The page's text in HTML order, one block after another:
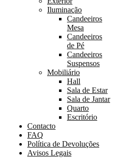
Iluminação
Candeeiros
Mesa
Candeeiros
de Pé
Candeeiros
Suspensos
Mobiliário
Hall
Sala de Estar
Sala de Jantar
Quarto
Escritório
Contacto
FAQ
Política de Devoluções
Avisos Legais